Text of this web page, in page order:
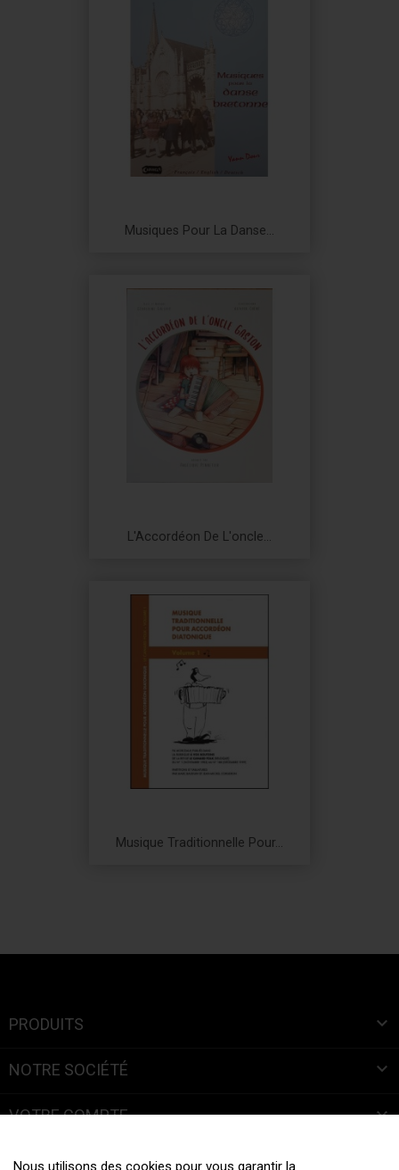
Nous utilisons des cookies pour vous garantir la
Musiques Pour La Danse...
L'Accordéon De L'oncle...
Musique Traditionnelle Pour...
PRODUITS 
NOTRE SOCIÉTÉ 
VOTRE COMPTE 
INFORMATIONS